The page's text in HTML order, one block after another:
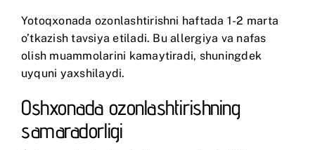
Yotoqxonada ozonlashtirishni haftada 1-2 marta
o’tkazish tavsiya etiladi. Bu allergiya va nafas
olish muammolarini kamaytiradi, shuningdek
uyquni yaxshilaydi.
Oshxonada ozonlashtirishning
samaradorligi